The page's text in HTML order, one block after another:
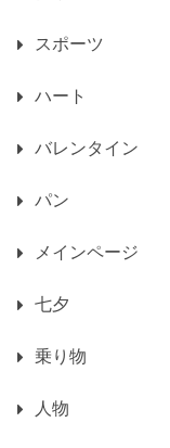
スポーツ
ハート
バレンタイン
パン
メインページ
七夕
乗り物
人物